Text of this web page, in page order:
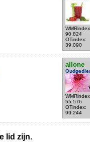
90.824
OTindex:
39.090
allone
55.576
OTindex:
99.244
lid zijn.